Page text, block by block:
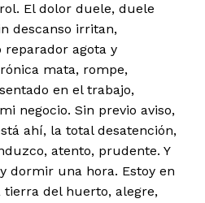
El dolor duele, duele
descanso irritan,
reparador agota y
mata, rompe,
en el trabajo,
negocio. Sin previo aviso,
ahí, la total desatención,
atento, prudente. Y
dormir una hora. Estoy en
del huerto, alegre,